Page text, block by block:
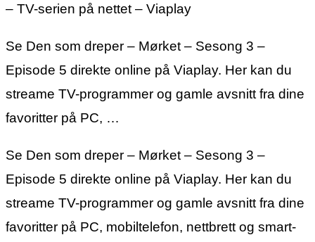
– TV-serien på nettet – Viaplay
Se Den som dreper – Mørket – Sesong 3 –
Episode 5 direkte online på Viaplay. Her kan du
streame TV-programmer og gamle avsnitt fra dine
favoritter på PC, …
Se Den som dreper – Mørket – Sesong 3 –
Episode 5 direkte online på Viaplay. Her kan du
streame TV-programmer og gamle avsnitt fra dine
favoritter på PC, mobiltelefon, nettbrett og smart-